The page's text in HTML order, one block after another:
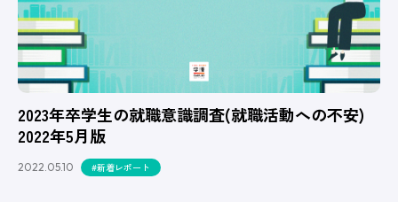
2023年卒学生の就職意識調査(就職活動への不安)
2022年5月版
2022.05.10 #新着レポート